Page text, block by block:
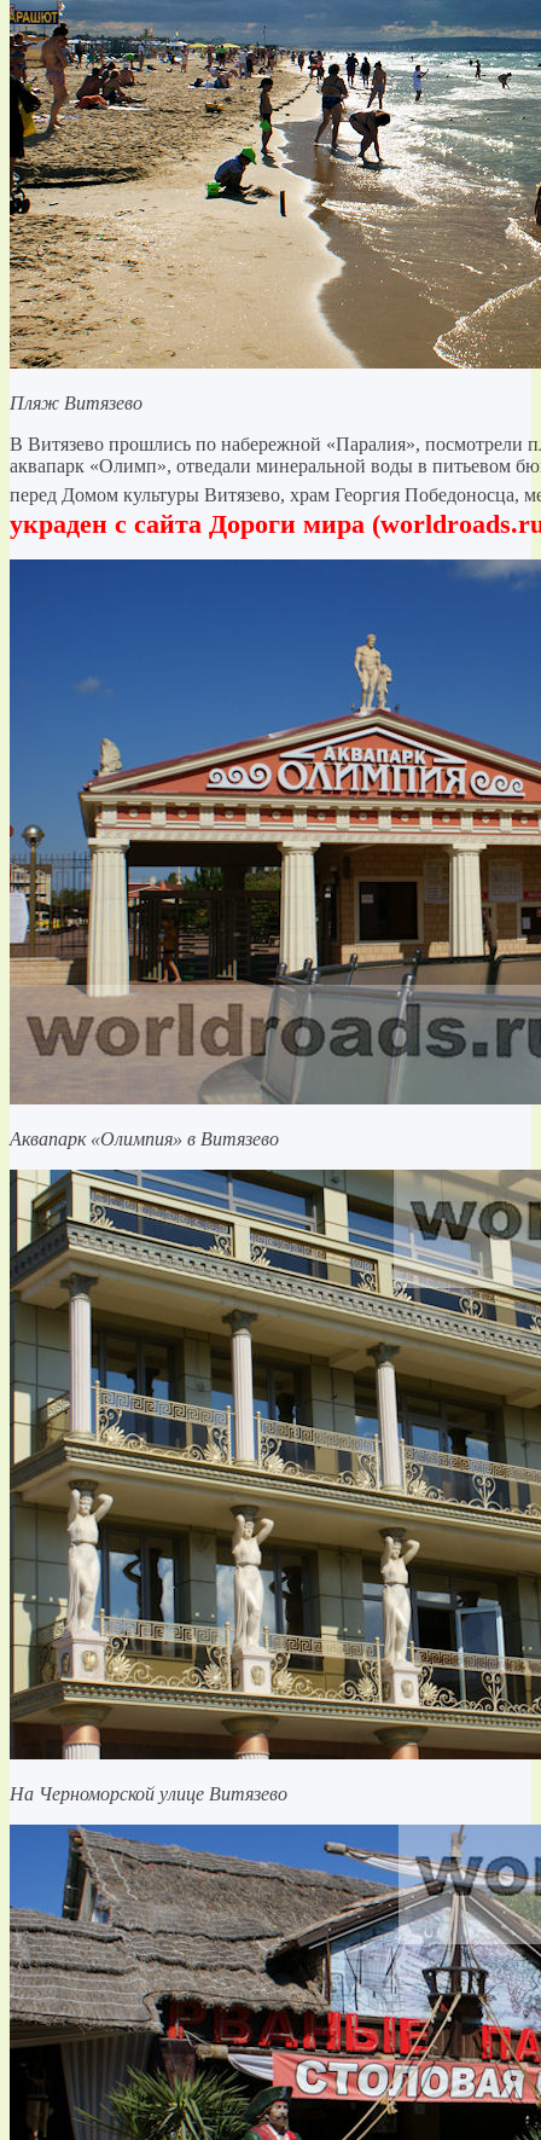
Пляж Витязево
В Витязево прошлись по набережной «Паралия», посмотрели
аквапарк «Олимп», отведали минеральной воды в питьевом
перед Домом культуры Витязево, храм Георгия
украден с сайта Дороги мира
Аквапарк «Олимпия» в Витязево
На Черноморской улице Витязево